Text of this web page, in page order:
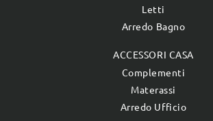
Letti
Arredo Bagno
ACCESSORI CASA
Complementi
Materassi
Arredo Ufficio